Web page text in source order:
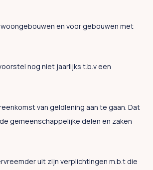
en voor gebouwen met
nog niet jaarlijks t.b.v een
van geldlening aan te gaan. Dat
gemeenschappelijke delen en zaken
uit zijn verplichtingen m.b.t die